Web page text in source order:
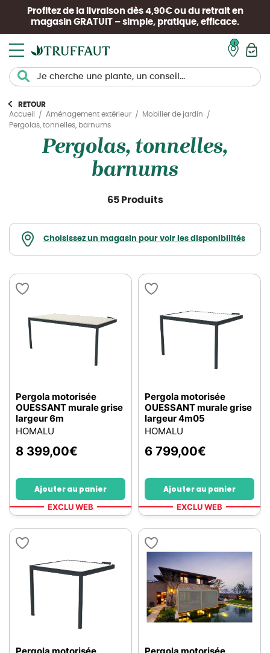
Profitez de la livraison dès 4,90€ ou du retrait en
magasin GRATUIT – simple, pratique, efficace.
RETOUR
Accueil
Aménagement extérieur
Mobilier de jardin
Pergolas, tonnelles, barnums
Pergolas, tonnelles,
barnums
65 Produits
Choisissez un magasin pour voir les disponibilités
Pergola motorisée
OUESSANT murale grise
largeur 6m
HOMALU
8 399,00€
Ajouter au panier
EXCLU WEB
Pergola motorisée
OUESSANT murale grise
largeur 4m05
HOMALU
6 799,00€
Ajouter au panier
EXCLU WEB